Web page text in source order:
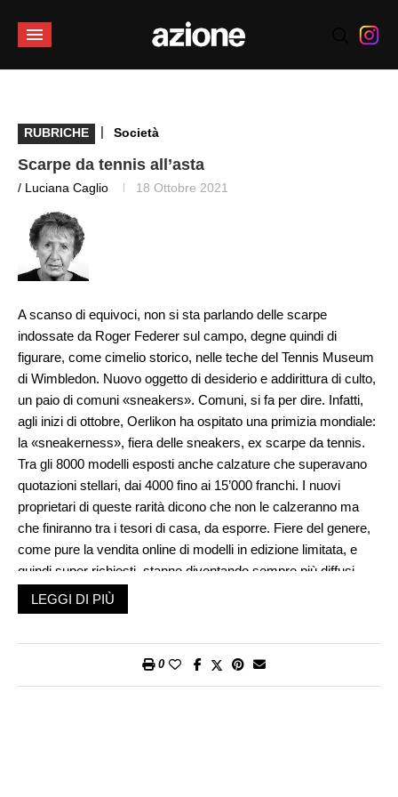
RUBRICHE | Società
Scarpe da tennis all’asta
/ Luciana Caglio 18 Ottobre 2021
A scanso di equivoci, non si sta parlando delle scarpe
indossate da Roger Federer sul campo, degne quindi di
figurare, come cimelio storico, nelle teche del Tennis Museum
di Wimbledon. Nuovo oggetto di desiderio e addirittura di culto,
un paio di comuni «sneakers». Comuni, si fa per dire. Infatti,
agli inizi di ottobre, Oerlikon ha ospitato una primizia mondiale:
la «sneakerness», fiera delle sneakers, ex scarpe da tennis.
Tra gli 8000 modelli esposti anche calzature che superavano
quotazioni stellari, dai 4000 fino ai 15’000 franchi. I nuovi
proprietari di queste rarità dicono che non le calzeranno ma
che finiranno tra i tesori di casa, da esporre. Fiere del genere,
come pure la vendita online di modelli in edizione limitata, e
quindi super richiesti, stanno diventando sempre più diffusi.
Una nuova forma di collezionismo, che sostituisce la filatelia. A
corto di materia prima: si è chiusa ormai l’era del francobollo.
jogging. Calcando marciapiedi, viali, piste. E, raccontando,
LEGGI DI PIÙ
0